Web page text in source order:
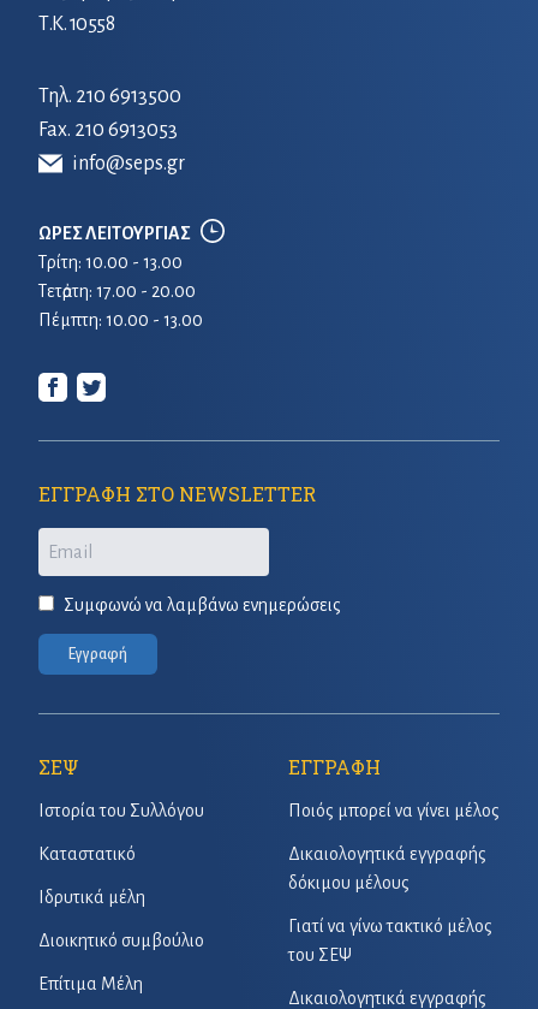
Τ.Κ. 10558
Τηλ. 210 6913500
Fax. 210 6913053
info@seps.gr
ΩΡΕΣ ΛΕΙΤΟΥΡΓΙΑΣ
Τρίτη: 10.00 - 13.00
Τετἀρτη: 17.00 - 20.00
Πέμπτη: 10.00 - 13.00
ΕΓΓΡΑΦΗ ΣΤΟ NEWSLETTER
Email
Συμφωνώ να λαμβάνω ενημερώσεις
Εγγραφή
ΣΕΨ
Ιστορία του Συλλόγου
Καταστατικό
Ιδρυτικά μέλη
Διοικητικό συμβούλιο
Επίτιμα Μέλη
ΕΓΓΡΑΦΗ
Ποιός μπορεί να γίνει μέλος
Δικαιολογητικά εγγραφής
δόκιμου μέλους
Γιατί να γίνω τακτικό μέλος
του ΣΕΨ
Δικαιολογητικά εγγραφής